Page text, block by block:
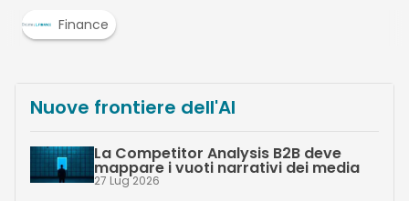
Finance
Nuove frontiere dell'AI
La Competitor Analysis B2B deve
mappare i vuoti narrativi dei media
27 Lug 2026